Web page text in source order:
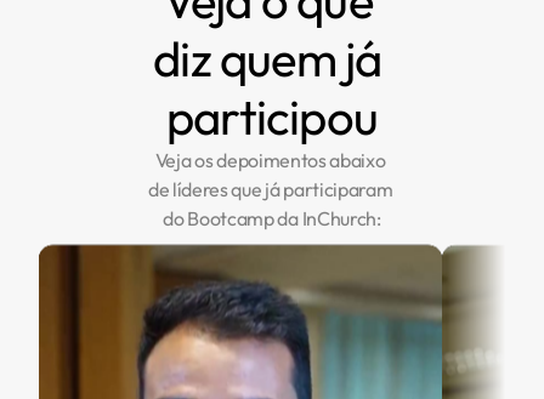
diz quem já
participou
Veja os depoimentos abaixo
de líderes que já participaram
do Bootcamp da InChurch: